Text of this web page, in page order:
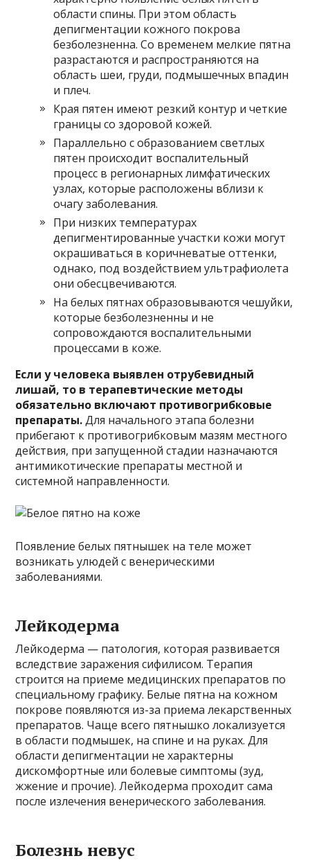
области спины. При этом область
депигментации кожного покрова
безболезненна. Со временем мелкие пятна
разрастаются и распространяются на
область шеи, груди, подмышечных впадин
и плеч.
Края пятен имеют резкий контур и четкие
границы со здоровой кожей.
Параллельно с образованием светлых
пятен происходит воспалительный
процесс в регионарных лимфатических
узлах, которые расположены вблизи к
очагу заболевания.
При низких температурах
депигментированные участки кожи могут
окрашиваться в коричневатые оттенки,
однако, под воздействием ультрафиолета
они обесцвечиваются.
На белых пятнах образовываются чешуйки,
которые безболезненны и не
сопровождаются воспалительными
процессами в коже.
Если у человека выявлен отрубевидный
лишай, то в терапевтические методы
обязательно включают противогрибковые
препараты.Для начального этапа болезни
прибегают к противогрибковым мазям местного
действия, при запущенной стадии назначаются
антимикотические препараты местной и
системной направленности.
Появление белых пятнышек на теле может
возникать улюдей с венерическими
заболеваниями.
Лейкодерма
Лейкодерма — патология, которая развивается
вследствие заражения сифилисом. Терапия
строится на приеме медицинских препаратов по
специальному графику. Белые пятна на кожном
покрове появляются из-за приема лекарственных
препаратов. Чаще всего пятнышко локализуется
в области подмышек, на спине и на руках. Для
области депигментации не характерны
дискомфортные или болевые симптомы (зуд,
жжение и прочие). Лейкодерма проходит сама
после излечения венерического заболевания.
Болезнь невус